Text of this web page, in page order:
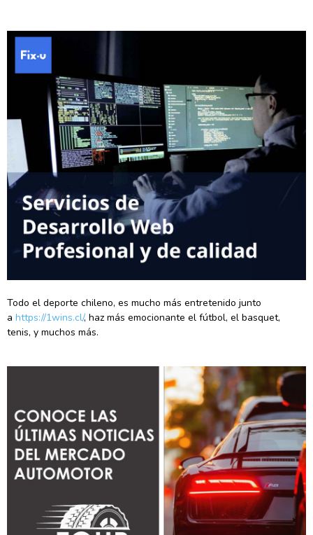
Todo el deporte chileno, es mucho más entretenido junto
a https://1wins.cl/, haz más emocionante el fútbol, el basquet,
tenis, y muchos más.